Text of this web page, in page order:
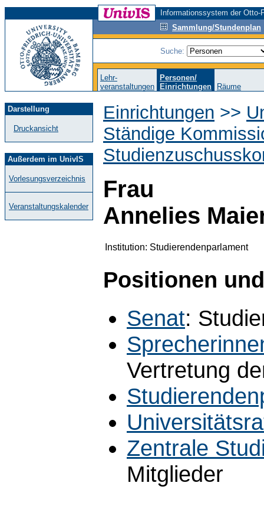
Informationssystem der
Sammlung/Stundenplan
Suche:
Lehr-
veranstaltungen
Personen/
Einrichtungen
Räume
Darstellung
Druckansicht
Außerdem im UnivIS
Vorlesungsverzeichnis
Veranstaltungskalender
Einrichtungen >>
Ständige
Frau
Annelies
Institution: Studierendenparlament
Positionen
Senat:
Vertretung
Zentrale
Mitglieder